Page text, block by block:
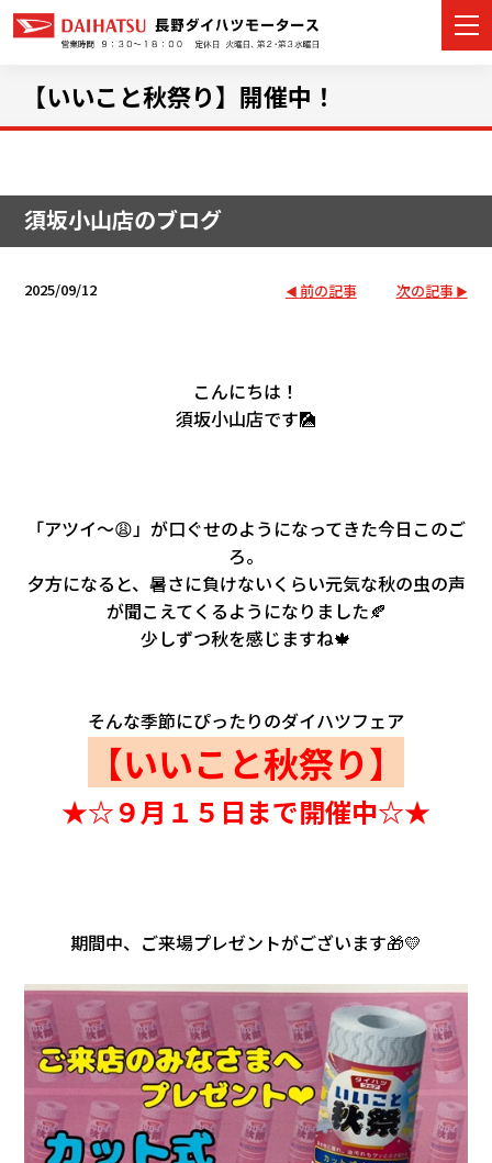
店舗情報
ご購入者サポート
カタ
【いいこと秋祭り】開催中！
須坂小山店のブログ
2025/09/12 前の記事 次の記事
こんにちは！
須坂小山店です🎑
「アツイ～😩」が口ぐせのようになってきた今日このご
ろ。
夕方になると、暑さに負けないくらい元気な秋の虫の声
が聞こえてくるようになりました🍂
少しずつ秋を感じますね🍁
そんな季節にぴったりのダイハツフェア
【いいこと秋祭り】
★☆９月１５日まで開催中☆★
期間中、ご来場プレゼントがございます🎁💛